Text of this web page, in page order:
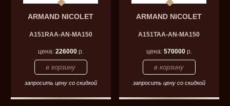
ARMAND NICOLET
A151RAA-AN-MA150
цена: 226000р.
запросить цену со скидкой
ARMAND NICOLET
A151TAA-AN-MA150
цена: 570000р.
запросить цену со скидкой